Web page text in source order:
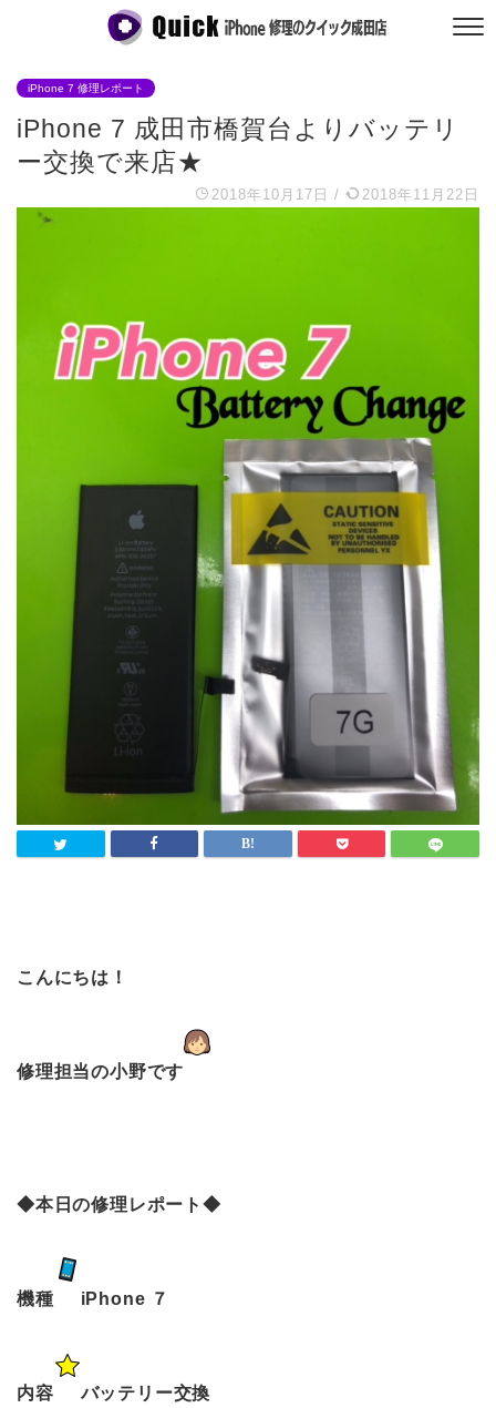
iPhone 7 修理レポート
iPhone 7 成田市橋賀台よりバッテリ
ー交換で来店★
2018年10月17日 / 2018年11月22日
こんにちは！
修理担当の小野です
◆本日の修理レポート◆
機種 iPhone ７
内容 バッテリー交換